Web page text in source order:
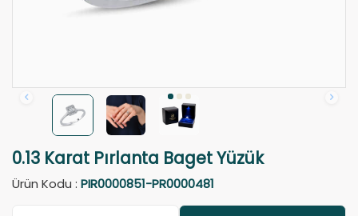
0.13 Karat Pırlanta Baget Yüzük
Ürün Kodu : PIR0000851-PR0000481